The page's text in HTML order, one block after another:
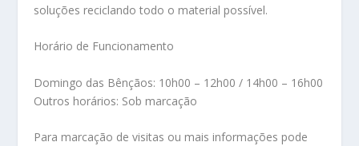
soluções reciclando todo o material possível.
Horário de Funcionamento
Domingo das Bênçãos: 10h00 – 12h00 / 14h00 – 16h00
Outros horários: Sob marcação
Para marcação de visitas ou mais informações pode